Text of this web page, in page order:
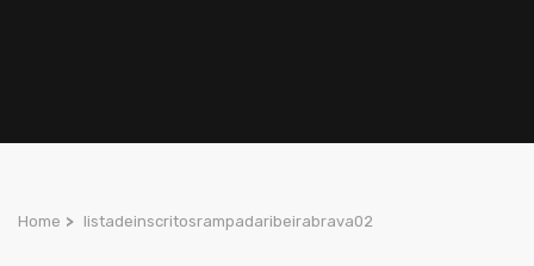
Home > listadeinscritosrampadaribeirabrava02